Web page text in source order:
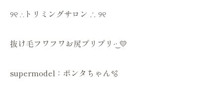
୨୧ ∴トリミングサロン ∴ ୨୧
抜け毛フワフワお尻プリプリ‪·͜· 💛
supermodel：ポンタちゃん🫧